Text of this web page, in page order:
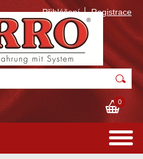
Přihlášení Registrace
0